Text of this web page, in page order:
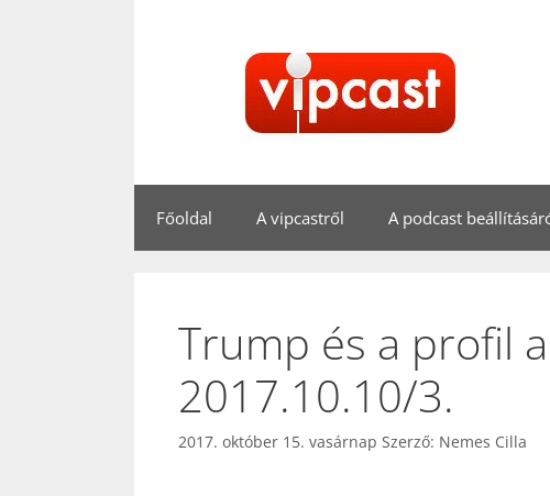
Főoldal A vipcastről A podcast
Trump és a profil
2017.10.10/3.
2017. október 15. vasárnap Szerző: Nemes Cilla